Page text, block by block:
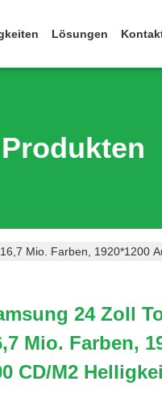
Lösungen
Mio. Farben, 1920*1200
24 Zoll
Mio. Farben,
CD/M2